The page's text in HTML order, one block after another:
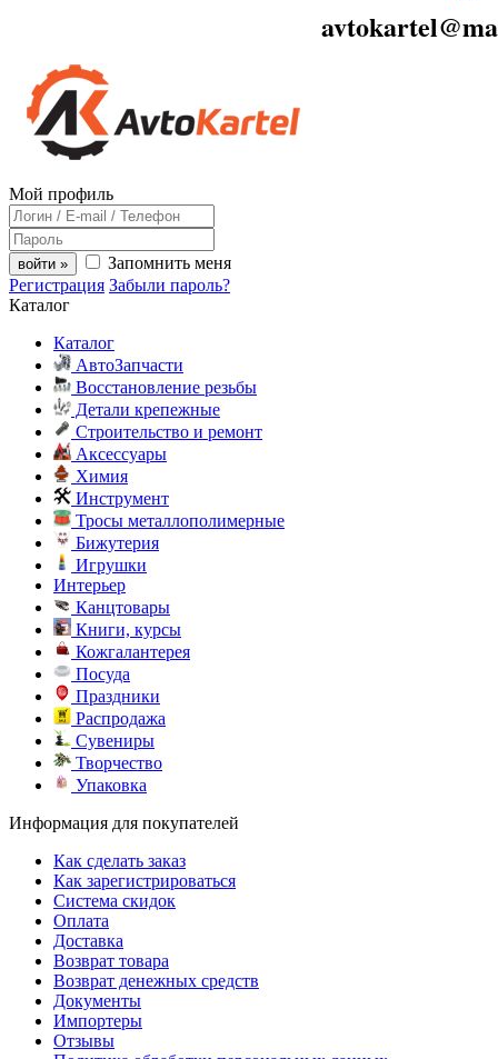
Мой профиль
войти »
Запомнить меня
Регистрация Забыли пароль?
Каталог
Каталог
АвтоЗапчасти
Восстановление резьбы
Детали крепежные
Строительство и ремонт
Аксессуары
Химия
Инструмент
Тросы металлополимерные
Бижутерия
Игрушки
Интерьер
Канцтовары
Книги, курсы
Кожгалантерея
Посуда
Праздники
Распродажа
Сувениры
Творчество
Упаковка
Информация для покупателей
Как сделать заказ
Как зарегистрироваться
Система скидок
Оплата
Доставка
Возврат товара
Возврат денежных средств
Документы
Импортеры
Отзывы